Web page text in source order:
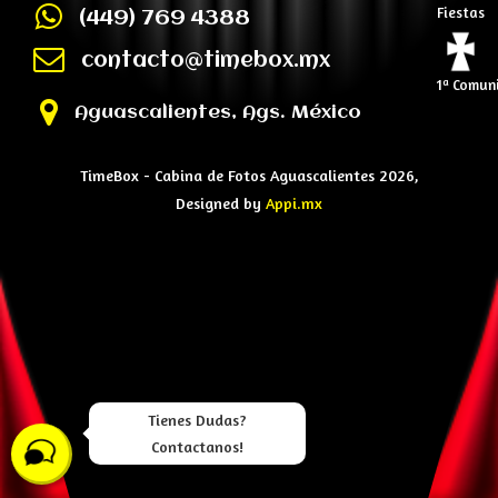
Tienes Dudas?
Contactanos!
Fiestas
1ª
(449) 769 4388
contacto@timebox.mx
Aguascalientes, Ags. México
TimeBox - Cabina de Fotos Aguascalientes 2026,
Designed by Appi.mx